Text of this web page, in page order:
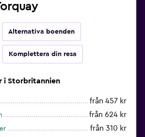
Alternativa boenden
Komplettera din resa
i Storbritannien
från 457 kr
från 624 kr
från 310 kr